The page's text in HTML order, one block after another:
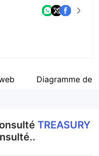
Diagramme de
TREASURY